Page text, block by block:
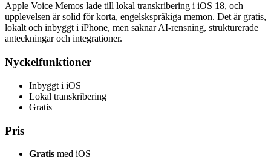
Apple Voice Memos lade till lokal transkribering i iOS 18, och
upplevelsen är solid för korta, engelskspråkiga memon. Det är gratis,
lokalt och inbyggt i iPhone, men saknar AI-rensning, strukturerade
anteckningar och integrationer.
Nyckelfunktioner
Inbyggt i iOS
Lokal transkribering
Gratis
Pris
Gratis med iOS